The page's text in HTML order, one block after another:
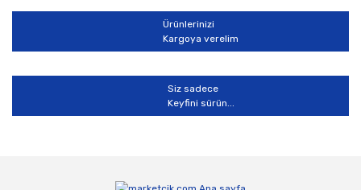
Ürünlerinizi
Kargoya verelim
Siz sadece
Keyfini sürün...